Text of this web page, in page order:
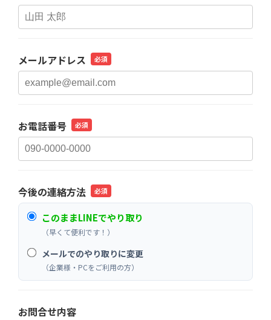
メールアドレス 必須
お電話番号 必須
今後の連絡方法 必須
このままLINEでやり取り
（早くて便利です！）
メールでのやり取りに変更
（企業様・PCをご利用の方）
お問合せ内容